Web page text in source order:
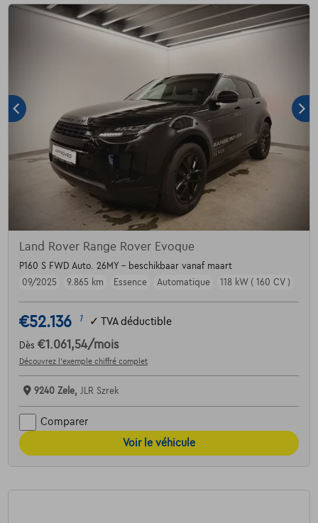
Land Rover Range Rover Evoque
P160 S FWD Auto. 26MY - beschikbaar vanaf maart
09/2025
9.865 km Essence Automatique 118 kW ( 160 CV )
€52.136 1 ✓ TVA déductible
Dès €1.061,54/mois
Découvrez l’exemple chiffré complet
9240 Zele, JLR Szrek
Comparer
Voir le véhicule